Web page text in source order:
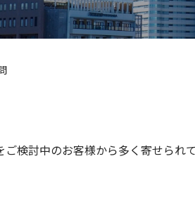
検討中のお客様から多く寄せられ